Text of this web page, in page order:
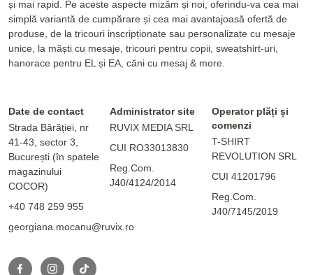
și mai rapid. Pe aceste aspecte mizăm și noi, oferindu-va cea mai
simplă variantă de cumpărare și cea mai avantajoasă ofertă de
produse, de la tricouri inscripționate sau personalizate cu mesaje
unice, la măști cu mesaje, tricouri pentru copii, sweatshirt-uri,
hanorace pentru EL și EA, căni cu mesaj & more.
Date de contact
Strada Bărăției, nr
41-43, sector 3,
București (în spatele
magazinului
COCOR)
+40 748 259 955
georgiana.mocanu@ruvix.ro
Administrator site
RUVIX MEDIA SRL
CUI RO33013830
Reg.Com.
J40/4124/2014
Operator plăți și
comenzi
T-SHIRT
REVOLUTION SRL
CUI 41201796
Reg.Com.
J40/7145/2019